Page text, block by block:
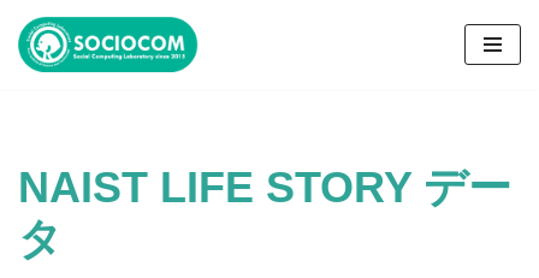
コ
ツ
へ
ス
キ
NAIST LIFE STORY デー
タ